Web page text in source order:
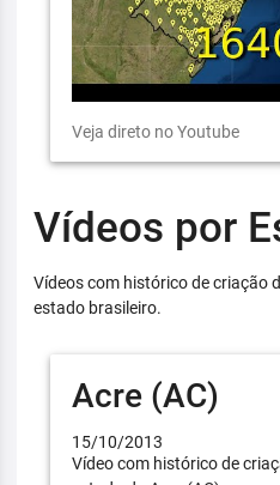
Veja direto no Youtube
Vídeos por
Vídeos com histórico de criação
estado brasileiro.
Acre (AC)
15/10/2013
Vídeo com histórico de